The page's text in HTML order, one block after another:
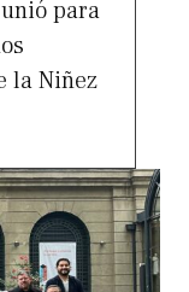
para
la Niñez